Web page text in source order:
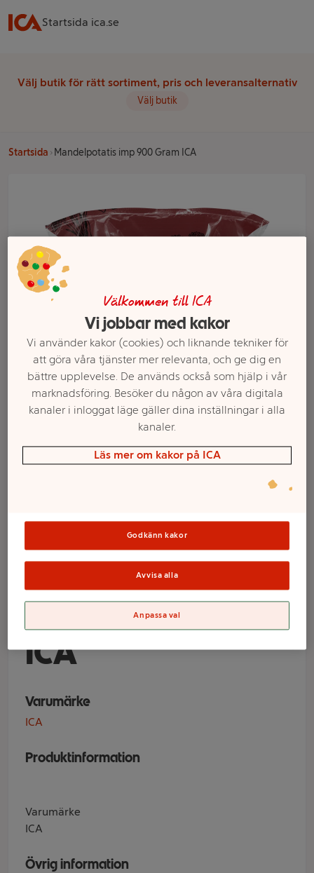
Startsida ica.se
Välj butik för rätt sortiment, pris och leveransalternativ
Välj butik
Startsida Mandelpotatis imp 900 Gram ICA
Mandelpotatis
imp 900 Gram
ICA
Varumärke
ICA
Produktinformation
Varumärke
ICA
Övrig information
Välkommen till ICA
Vi jobbar med kakor
Vi använder kakor (cookies) och liknande tekniker för
att göra våra tjänster mer relevanta, och ge dig en
bättre upplevelse. De används också som hjälp i vår
marknadsföring. Besöker du någon av våra digitala
kanaler i inloggat läge gäller dina inställningar i alla
kanaler.
Läs mer om kakor på ICA
Godkänn kakor
Avvisa alla
Anpassa val